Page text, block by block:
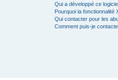
Qui a développé ce
Pourquoi la fonctionnalité
Qui contacter pour les
Comment puis-je